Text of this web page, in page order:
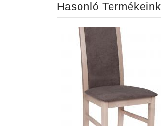
Hasonló Termékeink